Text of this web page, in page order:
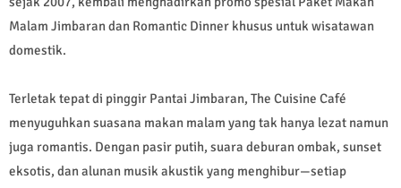
Malam Jimbaran dan Romantic Dinner khusus untuk wisatawan
domestik.
Terletak tepat di pinggir Pantai Jimbaran, The Cuisine Café
menyuguhkan suasana makan malam yang tak hanya lezat namun
juga romantis. Dengan pasir putih, suara deburan ombak, sunset
eksotis, dan alunan musik akustik yang menghibur—setiap